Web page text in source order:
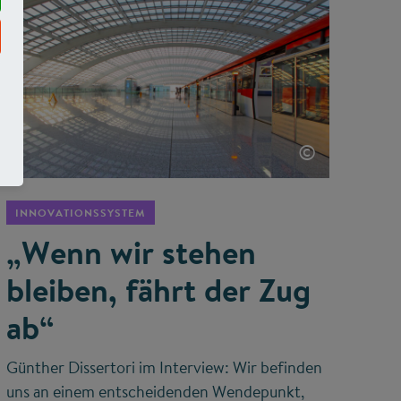
©
INNOVATIONSSYSTEM
„Wenn wir stehen
bleiben, fährt der Zug
ab“
Günther Dissertori im Interview: Wir befinden
uns an einem entscheidenden Wendepunkt,